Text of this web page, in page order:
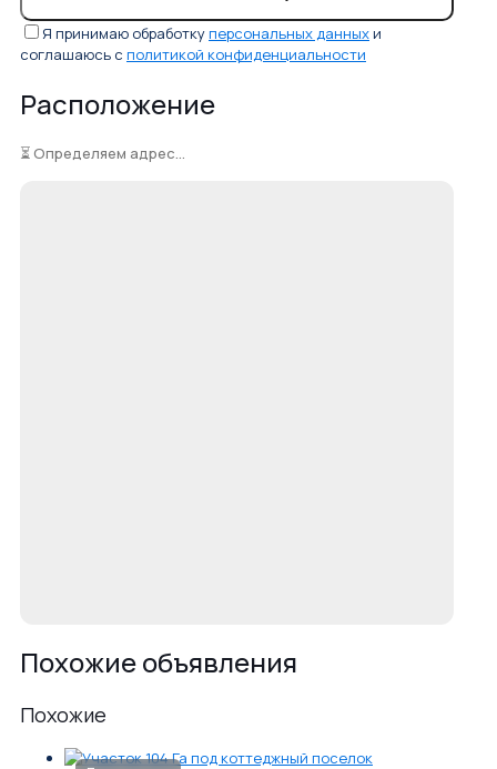
Я принимаю обработкуперсональных данных и
соглашаюсь с политикой конфиденциальности
Расположение
⏳ Определяем адрес...
Похожие объявления
Похожие